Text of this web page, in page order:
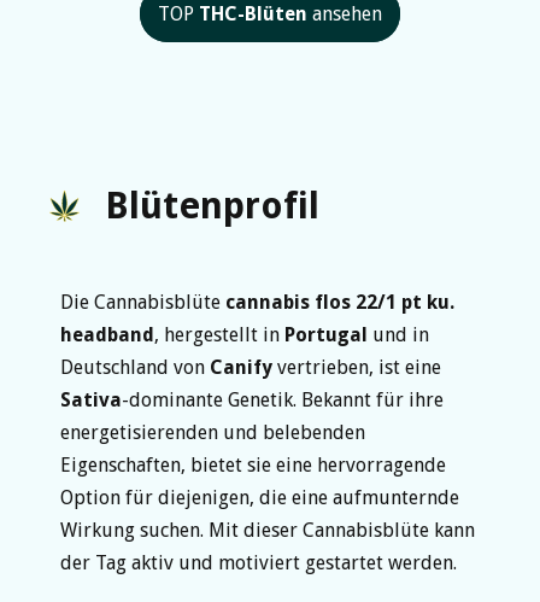
TOP THC-Blüten ansehen
Blütenprofil
Die Cannabisblüte cannabis flos 22/1 pt ku.
headband, hergestellt in Portugal und in
Deutschland von Canify vertrieben, ist eine
Sativa-dominante Genetik. Bekannt für ihre
energetisierenden und belebenden
Eigenschaften, bietet sie eine hervorragende
Option für diejenigen, die eine aufmunternde
Wirkung suchen. Mit dieser Cannabisblüte kann
der Tag aktiv und motiviert gestartet werden.